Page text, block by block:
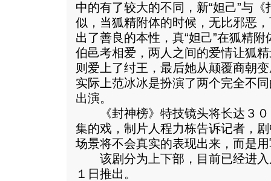
中的有了较大的不同，新“妲己”与
似，当狐精附体的时候，无比邪恶
出了善良的本性，真“妲己”在狐精
伯邑考相爱，两人之间的爱情让狐
则爱上了纣王，最后她从颠覆商朝
实际上范冰冰是扮演了两个完全不
出演。
《封神榜》特技镜头将长达３０
集的戏，制片人程力栋告诉记者，剧
场景将不会真实的表现出来，而是
该剧分为上下部，目前已经进入
１日推出。